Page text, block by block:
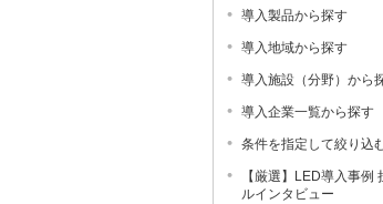
導入製品から探す
導入地域から探す
導入施設（分野）から
導入企業一覧から探す
条件を指定して絞り込
【厳選】LED導入事例
ルインタビュー